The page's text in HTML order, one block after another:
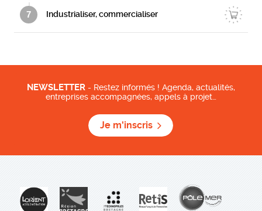
7 Industrialiser, commercialiser
NEWSLETTER - Restez informés ! Agenda, actualités,
entreprises accompagnées, appels à projet…
Je m'inscris